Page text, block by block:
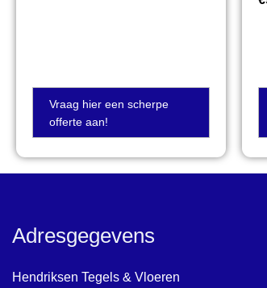
Vraag hier een scherpe
offerte aan!
Adresgegevens
Hendriksen Tegels & Vloeren